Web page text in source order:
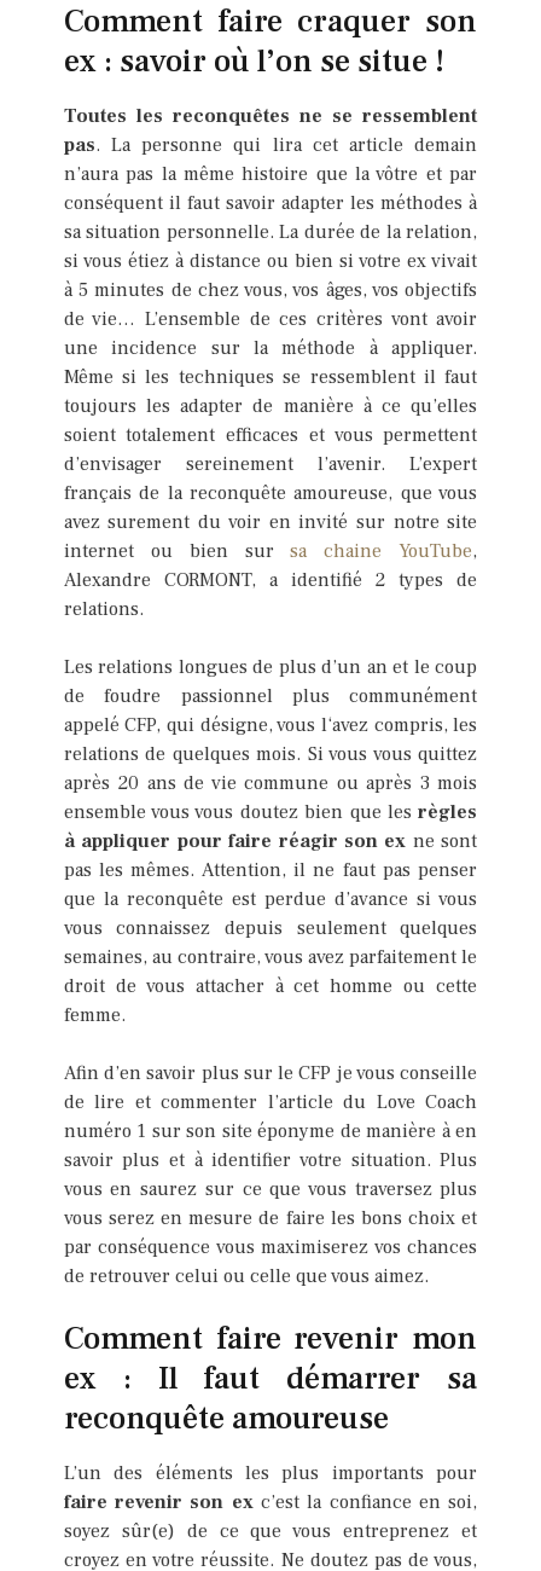
Comment faire craquer son
ex : savoir où l’on se situe !
Toutes les reconquêtes ne se ressemblent
pas. La personne qui lira cet article demain
n’aura pas la même histoire que la vôtre et par
conséquent il faut savoir adapter les méthodes à
sa situation personnelle. La durée de la relation,
si vous étiez à distance ou bien si votre ex vivait
à 5 minutes de chez vous, vos âges, vos objectifs
de vie… L’ensemble de ces critères vont avoir
une incidence sur la méthode à appliquer.
Même si les techniques se ressemblent il faut
toujours les adapter de manière à ce qu’elles
soient totalement efficaces et vous permettent
d’envisager sereinement l’avenir. L’expert
français de la reconquête amoureuse, que vous
avez surement du voir en invité sur notre site
internet ou bien sursa chaine YouTube,
Alexandre CORMONT, a identifié 2 types de
relations.
Les relations longues de plus d’un an et le coup
de foudre passionnel plus communément
appelé CFP, qui désigne, vous l‘avez compris, les
relations de quelques mois. Si vous vous quittez
après 20 ans de vie commune ou après 3 mois
ensemble vous vous doutez bien que lesrègles
à appliquer pour faire réagir son ex ne sont
pas les mêmes. Attention, il ne faut pas penser
que la reconquête est perdue d’avance si vous
vous connaissez depuis seulement quelques
semaines, au contraire, vous avez parfaitement le
droit de vous attacher à cet homme ou cette
femme.
Afin d’en savoir plus sur le CFP je vous conseille
de lire et commenter l’article du Love Coach
numéro 1 sur son site éponyme de manière à en
savoir plus et à identifier votre situation. Plus
vous en saurez sur ce que vous traversez plus
vous serez en mesure de faire les bons choix et
par conséquence vous maximiserez vos chances
de retrouver celui ou celle que vous aimez.
Comment faire revenir mon
ex : Il faut démarrer sa
reconquête amoureuse
L’un des éléments les plus importants pour
faire revenir son exc’est la confiance en soi,
soyez sûr(e) de ce que vous entreprenez et
croyez en votre réussite. Ne doutez pas de vous,